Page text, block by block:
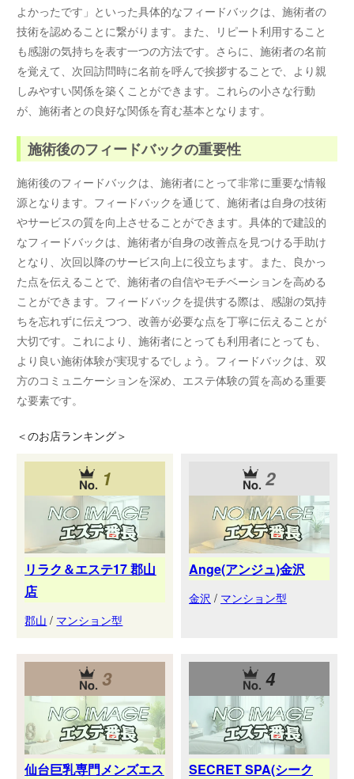
よかったです」といった具体的なフィードバックは、施術者の
技術を認めることに繋がります。また、リピート利用すること
も感謝の気持ちを表す一つの方法です。さらに、施術者の名前
を覚えて、次回訪問時に名前を呼んで挨拶することで、より親
しみやすい関係を築くことができます。これらの小さな行動
が、施術者との良好な関係を育む基本となります。
施術後のフィードバックの重要性
施術後のフィードバックは、施術者にとって非常に重要な情報
源となります。フィードバックを通じて、施術者は自身の技術
やサービスの質を向上させることができます。具体的で建設的
なフィードバックは、施術者が自身の改善点を見つける手助け
となり、次回以降のサービス向上に役立ちます。また、良かっ
た点を伝えることで、施術者の自信やモチベーションを高める
ことができます。フィードバックを提供する際は、感謝の気持
ちを忘れずに伝えつつ、改善が必要な点を丁寧に伝えることが
大切です。これにより、施術者にとっても利用者にとっても、
より良い施術体験が実現するでしょう。フィードバックは、双
方のコミュニケーションを深め、エステ体験の質を高める重要
な要素です。
＜のお店ランキング＞
1
リラク＆エステ17 郡山
店
郡山 / マンション型
2
Ange(アンジュ)金沢
金沢 / マンション型
3
仙台巨乳専門メンズエス
4
SECRET SPA(シーク